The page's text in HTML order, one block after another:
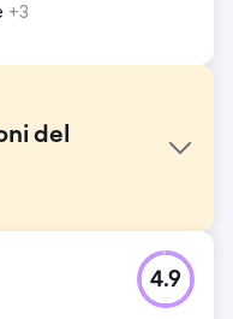
+3
del
digitale per la
scalare
4.9